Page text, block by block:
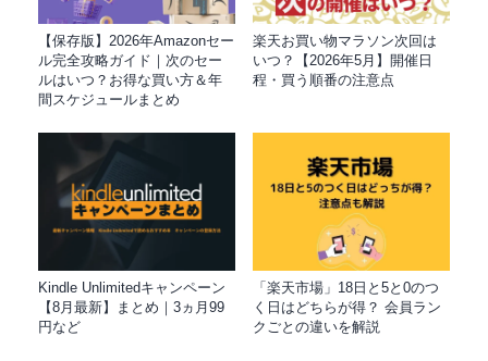
【保存版】2026年Amazonセー
ル完全攻略ガイド｜次のセー
ルはいつ？お得な買い方＆年
間スケジュールまとめ
楽天お買い物マラソン次回は
いつ？【2026年5月】開催日
程・買う順番の注意点
Kindle Unlimitedキャンペーン
【8月最新】まとめ｜3ヵ月99
円など
「楽天市場」18日と5と0のつ
く日はどちらが得？ 会員ラン
クごとの違いを解説